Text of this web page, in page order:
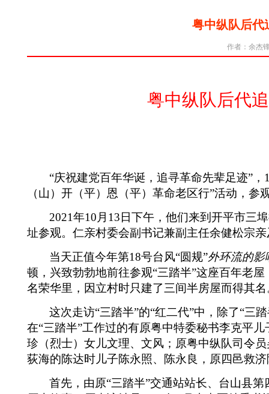
粤中纵队后代
作者：余杰
粤中纵队后代
“庆祝建党百年华诞，追寻革命先辈足迹”，
（山）开（平）恩（平）革命老区行”活动，
2021年10 月 13 日下午，他们来到开平市三
址参观。仁亲村委会副书记兼副主任余健松宗
当天正值今年第18号台风“圆规”外环流的影
顿，兴致勃勃地前往参观“三踏半”这座百年老
名荣华里，因立村时只建了三间半房屋而得其名
这次走访“三踏半”的“红二代”中，除了“三
在“三踏半”工作过的有原粤中特委秘书李克平儿
珍（烈士）女儿文理、文风；原粤中纵队司令
荻海的陈达时儿子陈永照、陈永良，原四邑救
首先，由原“三踏半”交通站站长、台山县